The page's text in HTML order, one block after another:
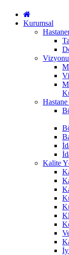
Kurumsal
Kalite